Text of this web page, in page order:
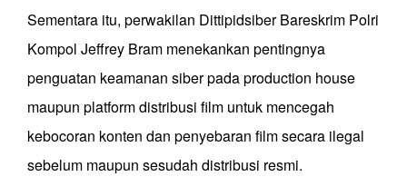
Sementara itu, perwakilan Dittipidsiber Bareskrim Polri
Kompol Jeffrey Bram menekankan pentingnya
penguatan keamanan siber pada production house
maupun platform distribusi film untuk mencegah
kebocoran konten dan penyebaran film secara ilegal
sebelum maupun sesudah distribusi resmi.